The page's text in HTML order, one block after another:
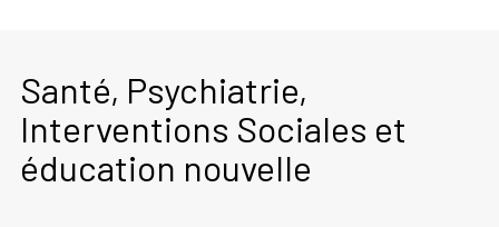
Santé, Psychiatrie,
Interventions Sociales et
éducation nouvelle